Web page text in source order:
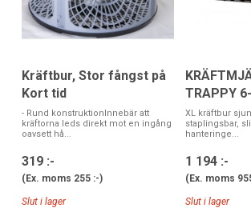
Kräftbur, Stor fångst på
Kort tid
- Rund konstruktionInnebär att
kräftorna leds direkt mot en ingång
oavsett hå...
319 :-
(Ex. moms 255 :-)
Slut i lager
TRAPPY
XL kräftbur
staplingsbar,
hanteringe...
1 194 :-
(Ex. moms
Slut i lager